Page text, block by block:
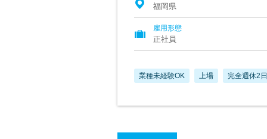
福岡県
雇用形態
正社員
業種未経験OK 上場 完全週休2